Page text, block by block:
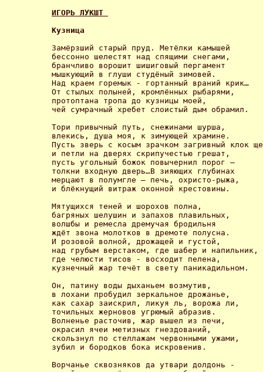
ИГОРЬ ЛУКШТ
Кузница
Замёрзший старый пруд. Метёлки камышей
бессонно шелестят над спящими снегами,
бранчливо ворошит шишиговый пергамент
мышкующий в глуши студёный зимовей.
Над краем горемык - гортанный враний крик…
От стылых полыней, кромлённых рыбарями,
протоптана тропа до кузницы моей,
чей сумрачный хребет слоистый дым обрамил.
Тори привычный путь, снежинами шурша,
влекись, душа моя, к зимующей храмине.
Пусть зверь с косым зрачком загривный клок
и петли на дверях скрипучестью грешат,
пусть угольный божок повычернил порог –
толкни входную дверь…В зияющих глубинах
мерцают в полумгле – печь, охристо-рыжа,
и блёкнущий витраж оконной крестовины.
Мятущихся теней и шорохов полна,
багряных шелушин и запахов плавильных,
волшбы и ремесла дремучая бродильня
ждёт звона молотков в дремоте полусна.
И розовой волной, дрожащей и густой,
над грубым верстаком, где шабер и напильник,
где челюсти тисов - восходит пелена,
кузнечный жар течёт в свету паникадильном.
Он, патину воды дыханьем возмутив,
в лохани пробудил зеркальное дрожанье,
как сахар заискрил, ликуя ль, ворожа ли,
точильных жерновов угрюмый абразив.
Волненье расточив, жар вышел из печи,
окрасил ячеи метизных гнездований,
скользнул по стеллажам червонными ужами,
зубил и бородков бока искровенив.
Ворчанье сквозняков да утвари долдонь -